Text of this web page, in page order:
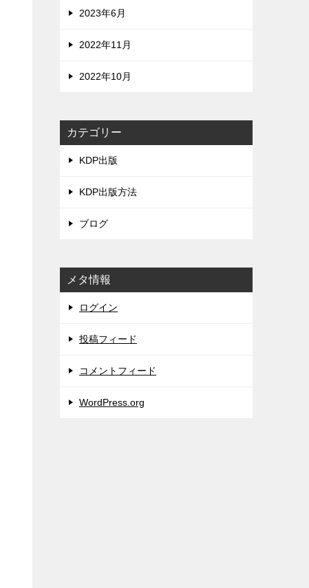
2023年6月
2022年11月
2022年10月
カテゴリー
KDP出版
KDP出版方法
ブログ
メタ情報
ログイン
投稿フィード
コメントフィード
WordPress.org